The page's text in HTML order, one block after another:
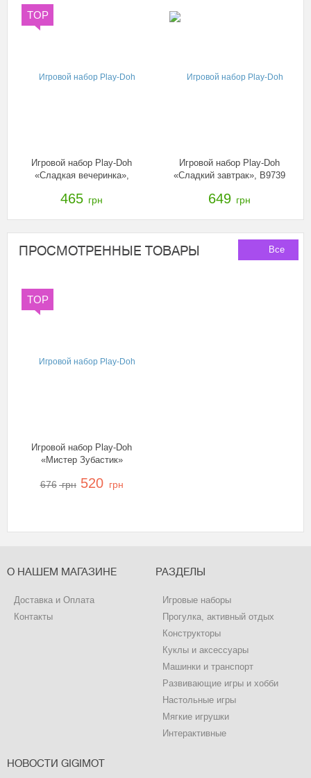
TOP
Игровой набор Play-Doh
«Сладкая вечеринка»,
465 грн
Игровой набор Play-Doh
«Сладкий завтрак», B9739
649 грн
ПРОСМОТРЕННЫЕ ТОВАРЫ Все
TOP
Игровой набор Play-Doh
«Мистер Зубастик»
676 грн 520 грн
О НАШЕМ МАГАЗИНЕ
Доставка и Оплата
Контакты
РАЗДЕЛЫ
Игровые наборы
Прогулка, активный отдых
Конструкторы
Куклы и аксессуары
Машинки и транспорт
Развивающие игры и хобби
Настольные игры
Мягкие игрушки
Интерактивные
НОВОСТИ GIGIMOT